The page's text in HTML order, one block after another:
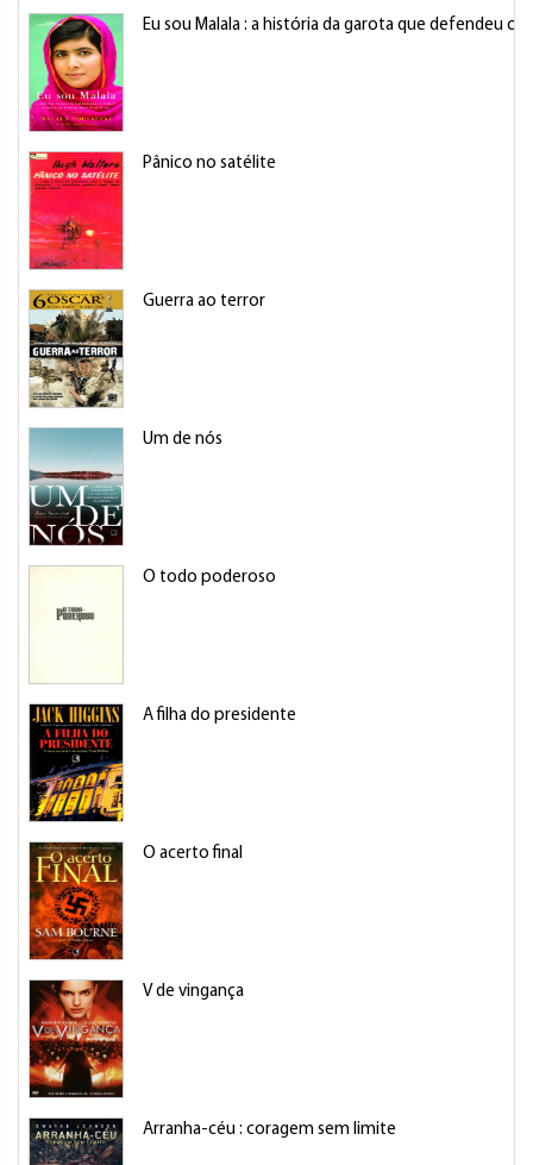
Eu sou Malala : a história da garota que defendeu o
Pânico no satélite
Guerra ao terror
Um de nós
O todo poderoso
A filha do presidente
O acerto final
V de vingança
Arranha-céu : coragem sem limite